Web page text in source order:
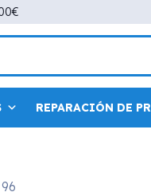
REPARACIÓN DE